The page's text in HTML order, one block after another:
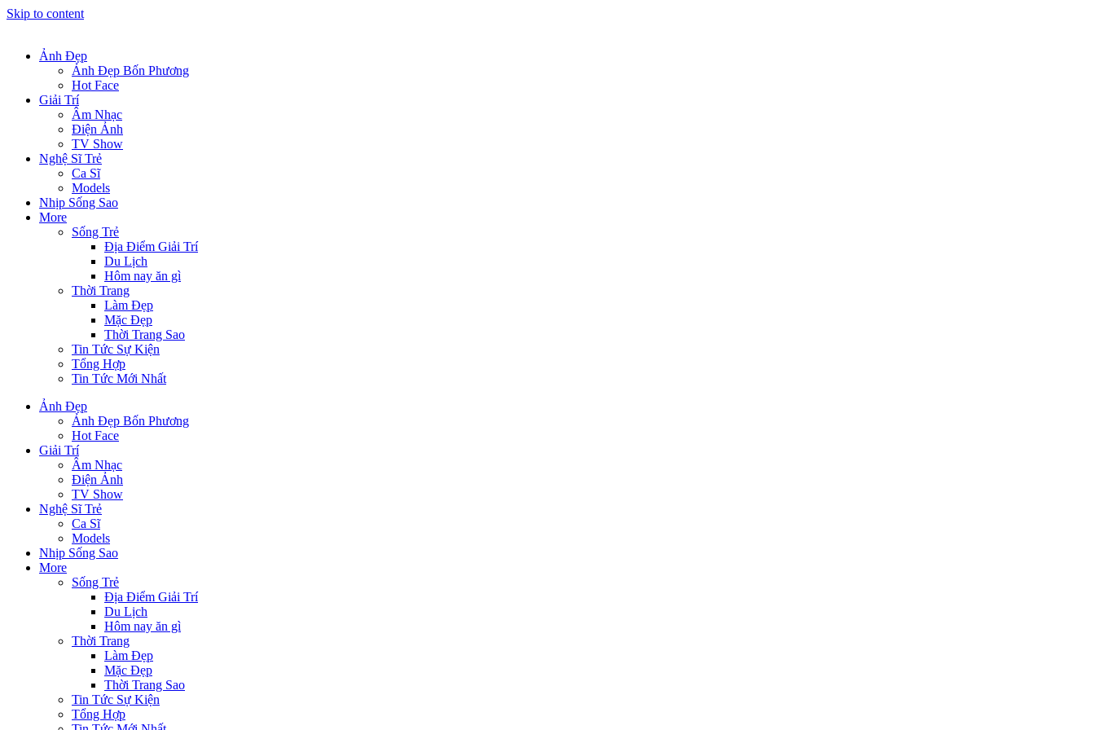
Skip to content
Ảnh Đẹp
Ảnh Đẹp Bốn Phương
Hot Face
Giải Trí
Âm Nhạc
Điện Ảnh
TV Show
Nghệ Sĩ Trẻ
Ca Sĩ
Models
Nhịp Sống Sao
More
Sống Trẻ
Địa Điểm Giải Trí
Du Lịch
Hôm nay ăn gì
Thời Trang
Làm Đẹp
Mặc Đẹp
Thời Trang Sao
Tin Tức Sự Kiện
Tổng Hợp
Tin Tức Mới Nhất
Ảnh Đẹp
Ảnh Đẹp Bốn Phương
Hot Face
Giải Trí
Âm Nhạc
Điện Ảnh
TV Show
Nghệ Sĩ Trẻ
Ca Sĩ
Models
Nhịp Sống Sao
More
Sống Trẻ
Địa Điểm Giải Trí
Du Lịch
Hôm nay ăn gì
Thời Trang
Làm Đẹp
Mặc Đẹp
Thời Trang Sao
Tin Tức Sự Kiện
Tổng Hợp